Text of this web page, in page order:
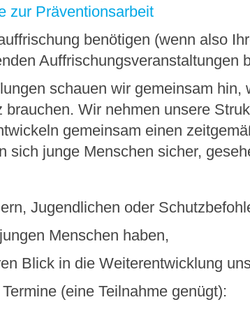
zur Präventionsarbeit
benötigen (wenn also
Auffrischungsveranstaltungen
schauen wir gemeinsam
brauchen. Wir nehmen unsere
gemeinsam einen
sich junge Menschen sicher,
Jugendlichen oder
Menschen haben,
Blick in die Weiterentwicklung
(eine Teilnahme genügt):